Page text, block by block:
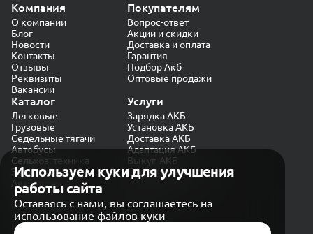
Используем куки для улучшения
работы сайта
Оставаясь с нами, вы соглашаетесь на
использование файлов куки
Компания
О компании
Блог
Новости
Контакты
Отзывы
Реквизиты
Вакансии
Покупателям
Вопрос-ответ
Акции и скидки
Доставка и оплата
Гарантия
Подбор Акб
Оптовые продажи
Каталог
Легковые
Грузовые
Седельные тягачи
Автобусы
Сельхоз. техника
Экскаваторы
Автокраны
Услуги
Зарядка АКБ
Установка АКБ
Доставка АКБ
Адаптация АКБ
Выкуп АКБ
Проверка генератора
Политика конфиденциальности
Обработка персональных данных
Согласие на обработку в «Яндекс.Метрика»
Карта сайта